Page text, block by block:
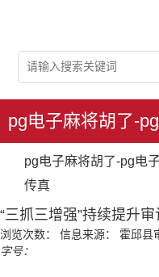
pg电子麻将胡了-
pg电子麻将胡了-pg电
传真
“三抓三增强”持续提升
浏览次数： 信息来源： 霍邱县
字号：